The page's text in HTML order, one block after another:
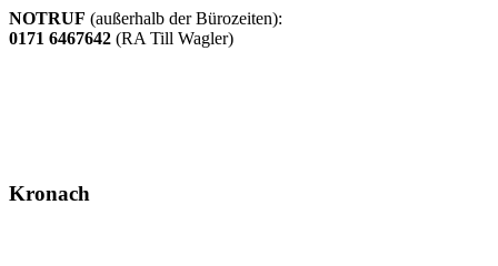
NOTRUF (außerhalb der Bürozeiten):
0171 6467642 (RA Till Wagler)
Kronach